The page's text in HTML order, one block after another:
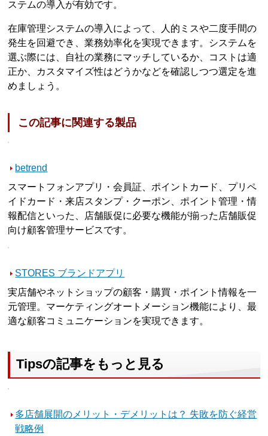
ステムの導入が有効です。
在庫管理システムの導入によって、人的ミスや二度手間の
発生を回避でき、業務効率化を実現できます。システムを
選ぶ際には、自社の業務にマッチしているか、コストは適
正か、カスタマイズ性はどうかなどを確認しつつ選定を進
めましょう。
この記事に関連する製品
betrend
スマートフォンアプリ・会員証、ポイントカード、プリペ
イドカード・来店スタンプ・クーポン、ポイント管理・情
報配信といった、店舗販促に必要な機能が揃った店舗販促
向け顧客管理サービスです。
STORES ブランドアプリ
実店舗やネットショップの顧客・購買・ポイント情報を一
元管理。マーケティングオートメーション機能により、最
適な顧客コミュニケーションを実現できます。
Tipsの記事をもっと見る
多店舗展開のメリット・デメリットは？ 失敗を防ぐ経営
戦略例